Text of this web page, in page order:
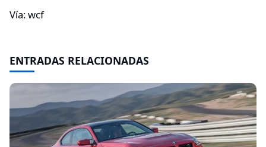
Vía: wcf
ENTRADAS RELACIONADAS